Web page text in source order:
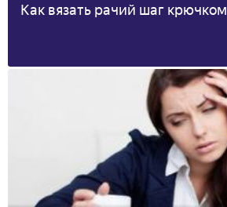
Как вязать рачий шаг крючком